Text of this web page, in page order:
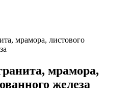
мрамора, листового
мрамора,
железа